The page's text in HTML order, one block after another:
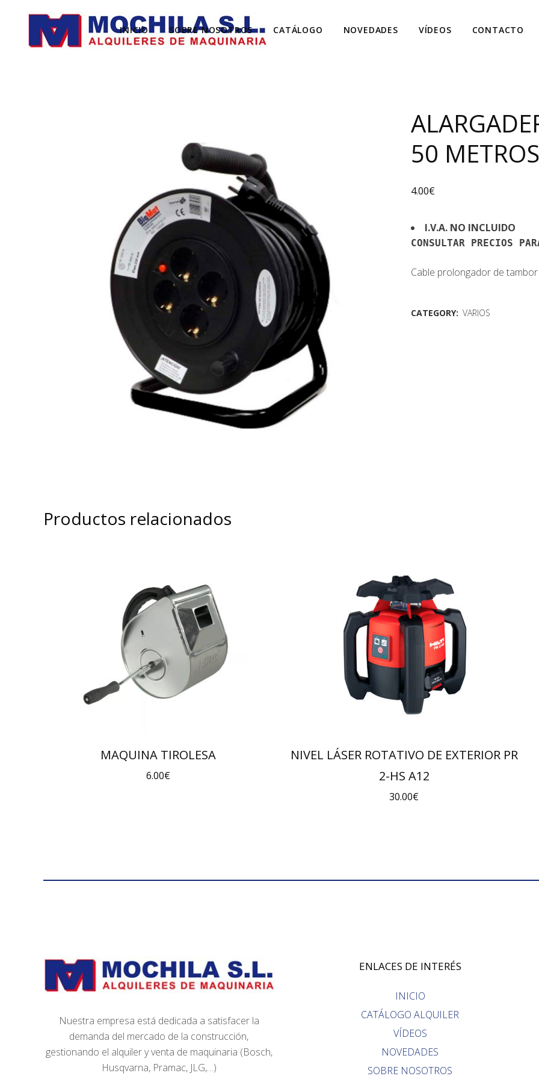
INICIO SOBRE NOSOTROS CATÁLOGO NOVEDADES VÍDEOS CONTACTO
50 METROS
4.00€
I.V.A. NO INCLUIDO
CONSULTAR PRECIOS
Cable prolongador de
CATEGORY: VARIOS
Productos relacionados
MAQUINA TIROLESA
6.00€
NIVEL LÁSER ROTATIVO DE EXTERIOR PR
2-HS A12
30.00€
Nuestra empresa está dedicada a satisfacer la
demanda del mercado de la construcción,
gestionando el alquiler y venta de maquinaria (Bosch,
Husqvarna, Pramac, JLG,…)
ENLACES DE INTERÉS
INICIO
CATÁLOGO ALQUILER
VÍDEOS
NOVEDADES
SOBRE NOSOTROS